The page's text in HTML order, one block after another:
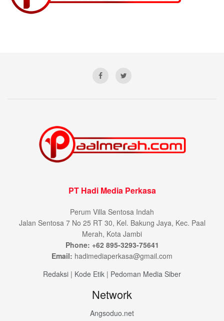
PT Hadi Media Perkasa
Perum Villa Sentosa Indah
Jalan Sentosa 7 No 25 RT 30, Kel. Bakung Jaya, Kec. Paal
Merah, Kota Jambi
Phone: +62 895-3293-75641
Email: hadimediaperkasa@gmail.com
Redaksi | Kode Etik | Pedoman Media Siber
Network
Angsoduo.net